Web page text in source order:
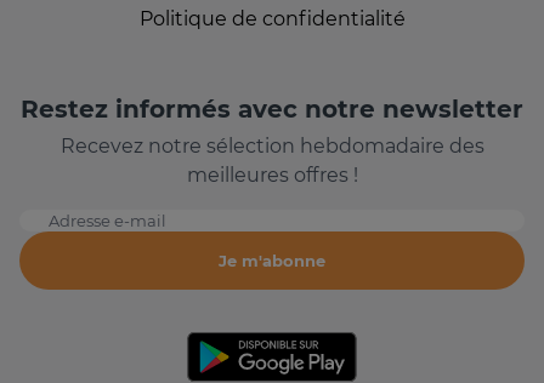
Politique de confidentialité
Restez informés avec notre newsletter
Recevez notre sélection hebdomadaire des
meilleures offres !
Adresse e-mail
Je m'abonne